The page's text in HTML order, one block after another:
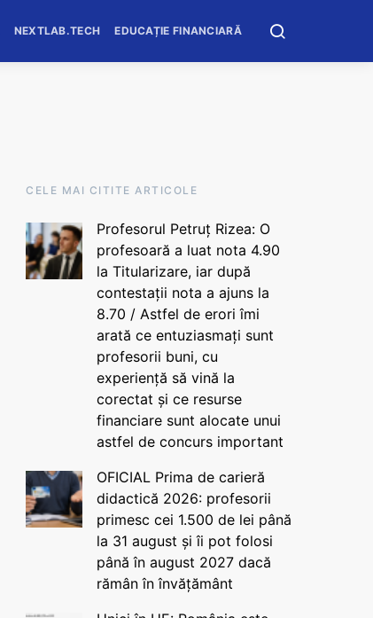
NEXTLAB.TECH EDUCAȚIE FINANCIARĂ
CELE MAI CITITE ARTICOLE
Profesorul Petruț Rizea: O
profesoară a luat nota 4.90
la Titularizare, iar după
contestații nota a ajuns la
8.70 / Astfel de erori îmi
arată ce entuziasmați sunt
profesorii buni, cu
experiență să vină la
corectat și ce resurse
financiare sunt alocate unui
astfel de concurs important
OFICIAL Prima de carieră
didactică 2026: profesorii
primesc cei 1.500 de lei până
la 31 august și îi pot folosi
până în august 2027 dacă
rămân în învățământ